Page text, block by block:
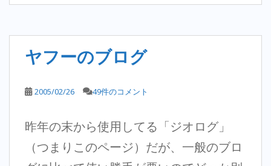
ヤフーのブログ
2005/02/26 49件のコメント
昨年の末から使用してる「ジオログ」
（つまりこのページ）だが、一般のブロ